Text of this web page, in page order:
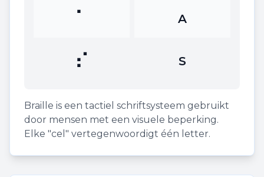
⠁ A
⠎ S
Braille is een tactiel schriftsysteem gebruikt
door mensen met een visuele beperking.
Elke "cel" vertegenwoordigt één letter.